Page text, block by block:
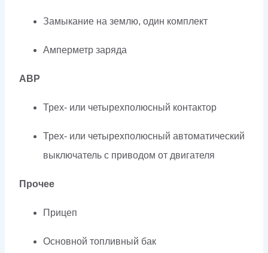
Замыкание на землю, один комплект
Амперметр заряда
АВР
Трех- или четырехполюсный контактор
Трех- или четырехполюсный автоматический
выключатель с приводом от двигателя
Прочее
Прицеп
Основной топливный бак